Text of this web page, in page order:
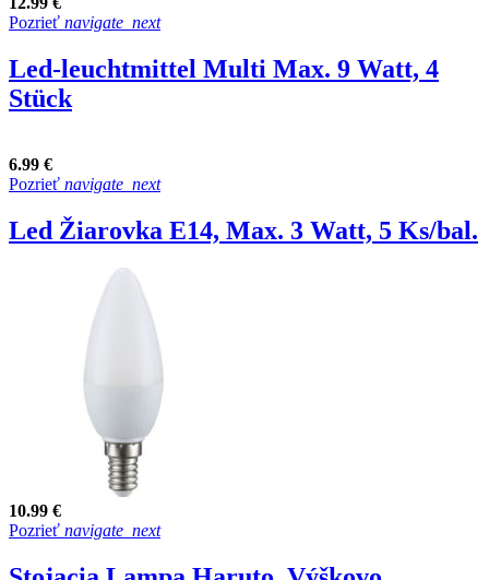
Pozrieť navigate_next
Led-leuchtmittel Multi Max. 9 Watt, 4
Stück
6.99 €
Pozrieť navigate_next
Led Žiarovka E14, Max. 3 Watt, 5 Ks/bal.
10.99 €
Pozrieť navigate_next